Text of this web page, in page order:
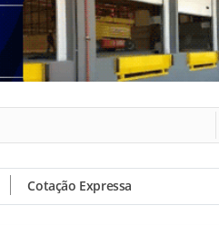
Cotação Expressa